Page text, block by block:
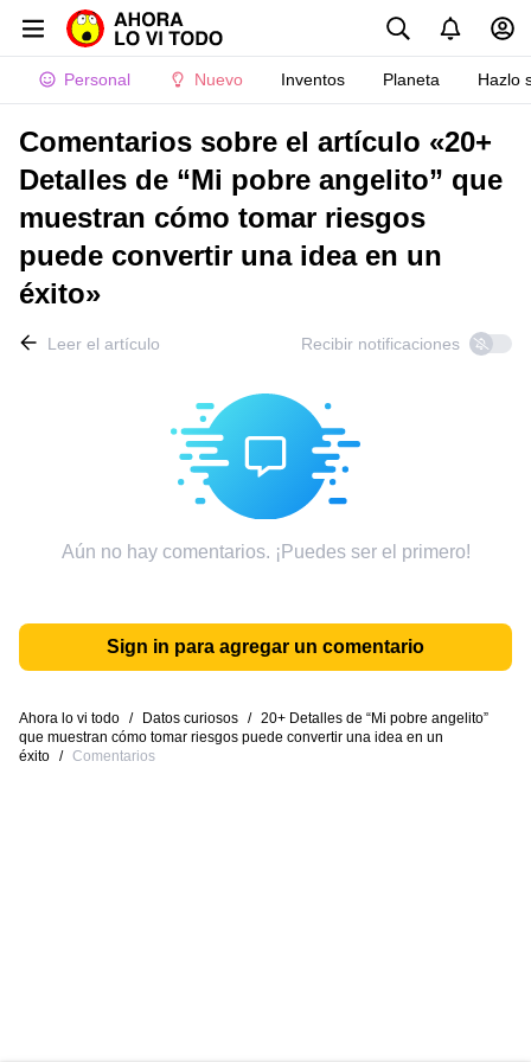
Personal Nuevo Inventos Planeta Hazlo
Comentarios sobre el artículo «20+
Detalles de “Mi pobre angelito” que
muestran cómo tomar riesgos
puede convertir una idea en un
éxito»
Leer el artículo Recibir notificaciones
Aún no hay comentarios. ¡Puedes ser el primero!
Sign in para agregar un comentario
Ahora lo vi todo / Datos curiosos / 20+ Detalles de “Mi pobre angelito”
que muestran cómo tomar riesgos puede convertir una idea en un
éxito / Comentarios